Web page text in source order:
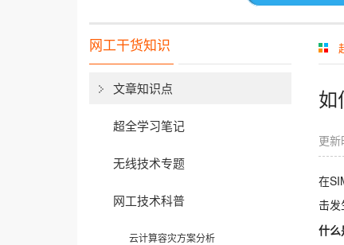
网工干货知识
文章知识点
超全学习笔记
无线技术专题
网工技术科普
云计算容灾方案分析
如
更
在
击
什么